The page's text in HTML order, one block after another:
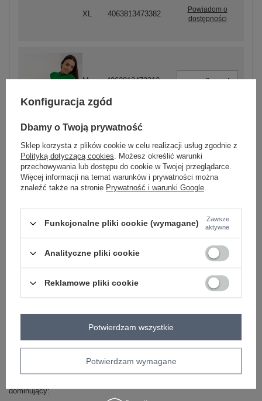
jasny
pomarańczowy
M 4063813473313 - +
XL 4063813473382
Powiadom o
dostępności
ZALOGUJ SIĘ I ZOBACZ CENĘ
Masz pytanie? Chętnie pomożemy.
Zadzwoń+48 601 547 740 Zadaj pytanie
skład materiału : 100% wiskoza
sposób prania : pranie w pralce w 30°C
styl
casual
codzienne
dominujący
Konfiguracja zgód
Dbamy o Twoją prywatność
Sklep korzysta z plików cookie w celu realizacji usług zgodnie z
Polityką dotyczącą cookies. Możesz określić warunki
przechowywania lub dostępu do cookie w Twojej przeglądarce.
Więcej informacji na temat warunków i prywatności można
znaleźć także na stronie Prywatność i warunki Google.
Funkcjonalne pliki cookie (wymagane)
Zawsze
aktywne
Analityczne pliki cookie
Reklamowe pliki cookie
Potwierdzam wymagane
Potwierdzam wszystkie